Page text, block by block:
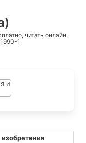
читать онлайн,
1